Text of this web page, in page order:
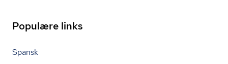
Populære links
Spansk